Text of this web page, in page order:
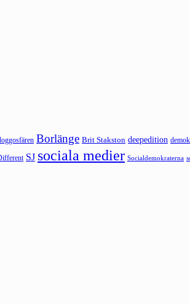
Borlänge Brit Stakston deepedition
SJ sociala medier Socialdemokraterna